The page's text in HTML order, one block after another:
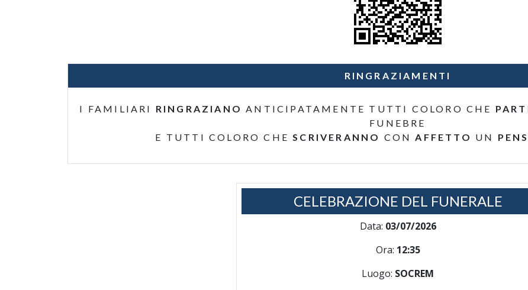
RINGRAZIAMENTI
I FAMILIARI RINGRAZIANO ANTICIPATAMENTE TUTTI COLORO CHE
FUNEBRE
E TUTTI COLORO CHESCRIVERANNO CONAFFETTO UN
CELEBRAZIONE DEL FUNERALE
Data: 03/07/2026
Ora: 12:35
Luogo: SOCREM